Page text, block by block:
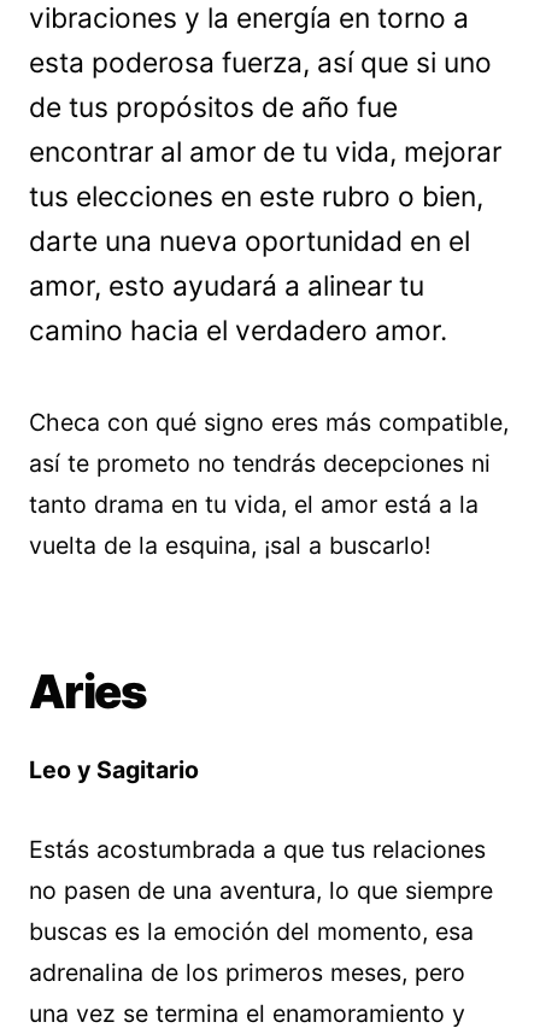
vibraciones y la energía en torno a
esta poderosa fuerza, así que si uno
de tus propósitos de año fue
encontrar al amor de tu vida, mejorar
tus elecciones en este rubro o bien,
darte una nueva oportunidad en el
amor, esto ayudará a alinear tu
camino hacia el verdadero amor.
Checa con qué signo eres más compatible,
así te prometo no tendrás decepciones ni
tanto drama en tu vida, el amor está a la
vuelta de la esquina, ¡sal a buscarlo!
Aries
Leo y Sagitario
Estás acostumbrada a que tus relaciones
no pasen de una aventura, lo que siempre
buscas es la emoción del momento, esa
adrenalina de los primeros meses, pero
una vez se termina el enamoramiento y